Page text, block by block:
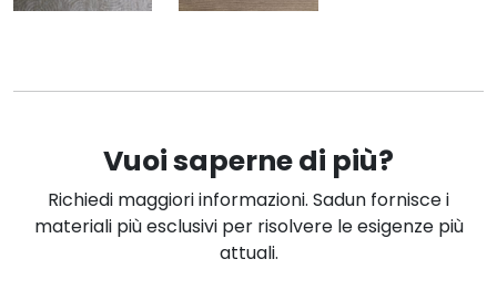
Vuoi saperne di più?
Richiedi maggiori informazioni. Sadun fornisce i
materiali più esclusivi per risolvere le esigenze più
attuali.